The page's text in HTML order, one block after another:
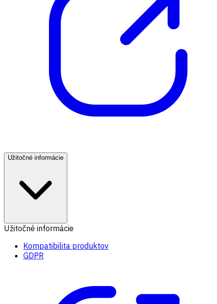
Užitočné informácie
Užitočné informácie
Kompatibilita produktov
GDPR